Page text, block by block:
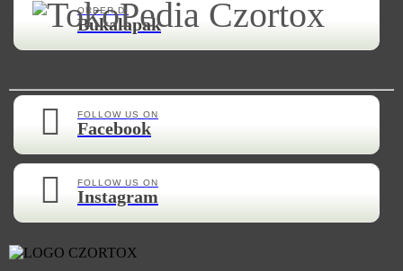
ORDER DI
Bukalapak
FOLLOW US ON
Facebook
FOLLOW US ON
Instagram